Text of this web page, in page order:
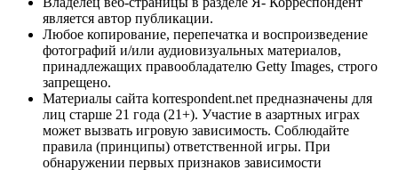
является автор публикации.
Любое копирование, перепечатка и воспроизведение
фотографий и/или аудиовизуальных материалов,
принадлежащих правообладателю Getty Images, строго
запрещено.
Материалы сайта korrespondent.net предназначены для
лиц старше 21 года (21+). Участие в азартных играх
может вызвать игровую зависимость. Соблюдайте
правила (принципы) ответственной игры. При
обнаружении первых признаков зависимости